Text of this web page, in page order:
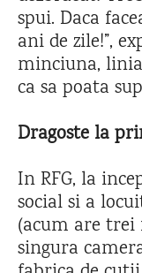
spui. Daca
ani de zile!”,
minciuna,
ca sa poata
Dragoste la
In RFG, la
social si a
(acum are
singura